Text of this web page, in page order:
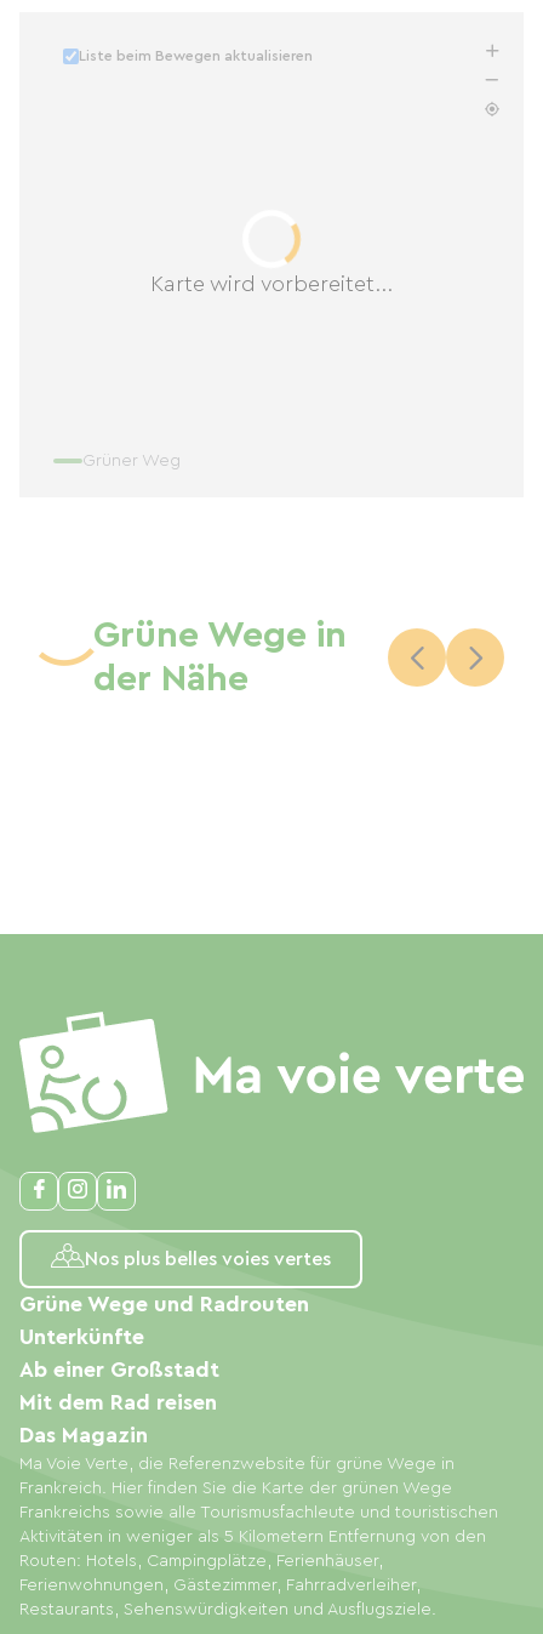
Karte wird vorbereitet...
Liste beim Bewegen aktualisieren
Grüner Weg
Grüne Wege in
der Nähe
Nos plus belles voies vertes
Ma Voie Verte, die Referenzwebsite für grüne Wege in
Frankreich. Hier finden Sie die Karte der grünen Wege
Frankreichs sowie alle Tourismusfachleute und touristischen
Aktivitäten in weniger als 5 Kilometern Entfernung von den
Routen: Hotels, Campingplätze, Ferienhäuser,
Ferienwohnungen, Gästezimmer, Fahrradverleiher,
Restaurants, Sehenswürdigkeiten und Ausflugsziele.
Grüne Wege und Radrouten
Unterkünfte
Ab einer Großstadt
Mit dem Rad reisen
Das Magazin